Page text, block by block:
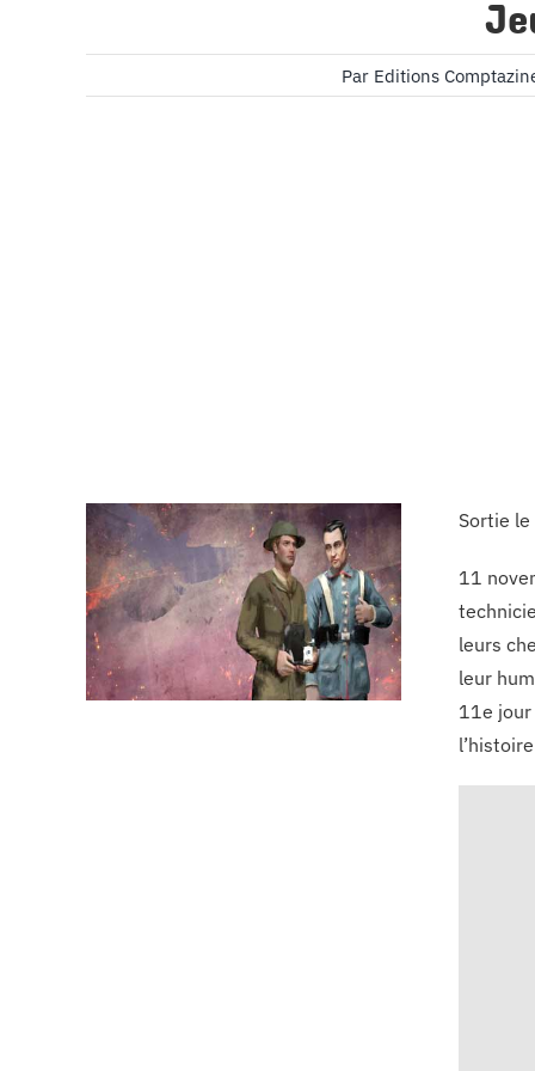
Par Editions
Sortie
11
leurs
leur
11e